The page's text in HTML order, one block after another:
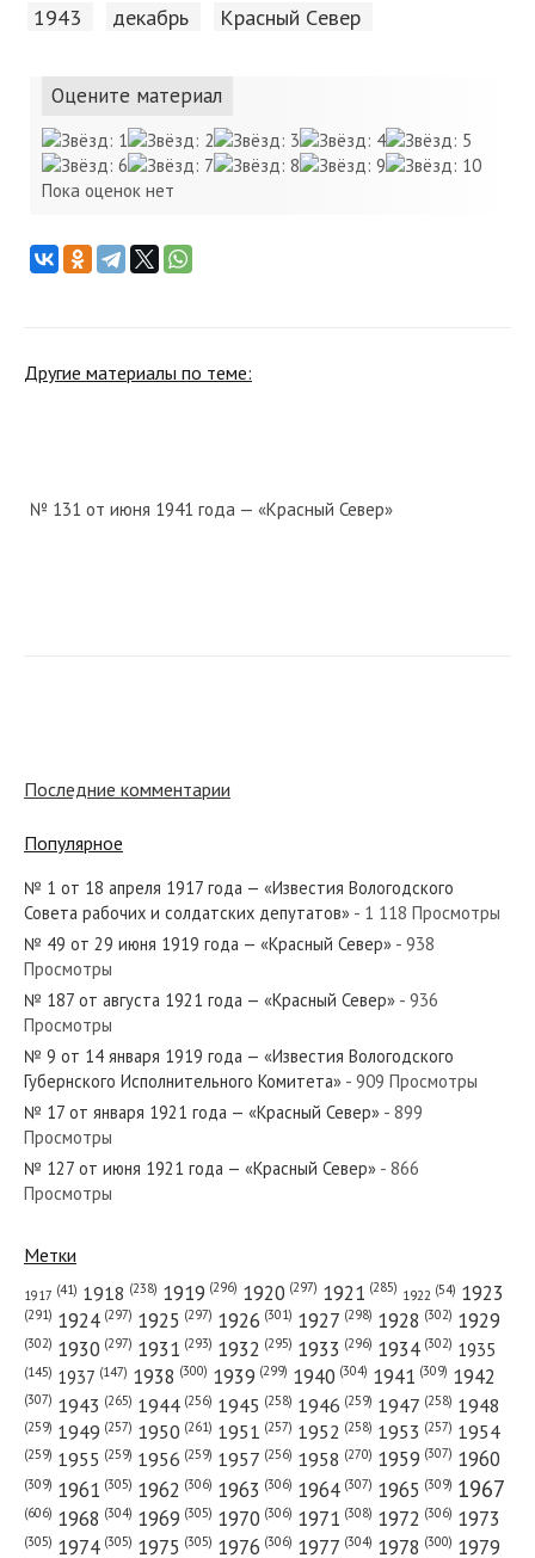
1943 декабрь Красный Cевер
Оцените материал
Пока оценок нет
Другие материалы по теме:
№ 131 от июня 1941 года — «Красный Север»
№ 59 от марта 1956 года — «Красный Север»
№ 182 от августа 1925 года — «Красный Север»
№ 54 от марта 1937 года — «Красный Север»
№ 234 от октября 1972 года — «Красный Север»
№ 299 от декабря 1977 года — «Красный Север»
Последние комментарии
Популярное
№ 1 от 18 апреля 1917 года — «Известия Вологодского
Совета рабочих и солдатских депутатов» - 1 118 Просмотры
№ 49 от 29 июня 1919 года — «Красный Север» - 938
Просмотры
№ 187 от августа 1921 года — «Красный Север» - 936
Просмотры
№ 9 от 14 января 1919 года — «Известия Вологодского
Губернского Исполнительного Комитета» - 909 Просмотры
№ 17 от января 1921 года — «Красный Север» - 899
Просмотры
№ 127 от июня 1921 года — «Красный Север» - 866
Просмотры
Метки
1917 (41) 1918 (238) 1919 (296) 1920 (297) 1921 (285) 1922 (54) 1923
(291) 1924 (297) 1925 (297) 1926 (301) 1927 (298) 1928 (302) 1929
(302) 1930 (297) 1931 (293) 1932 (295) 1933 (296) 1934 (302) 1935
(145) 1937 (147) 1938 (300) 1939 (299) 1940 (304) 1941 (309) 1942
(307) 1943 (265) 1944 (256) 1945 (258) 1946 (259) 1947 (258) 1948
(259) 1949 (257) 1950 (261) 1951 (257) 1952 (258) 1953 (257) 1954
(259) 1955 (259) 1956 (259) 1957 (256) 1958 (270) 1959 (307) 1960
(309) 1961 (305) 1962 (306) 1963 (306) 1964 (307) 1965 (309) 1967
(606) 1968 (304) 1969 (305) 1970 (306) 1971 (308) 1972 (306) 1973
(305) 1974 (305) 1975 (305) 1976 (306) 1977 (304) 1978 (300) 1979